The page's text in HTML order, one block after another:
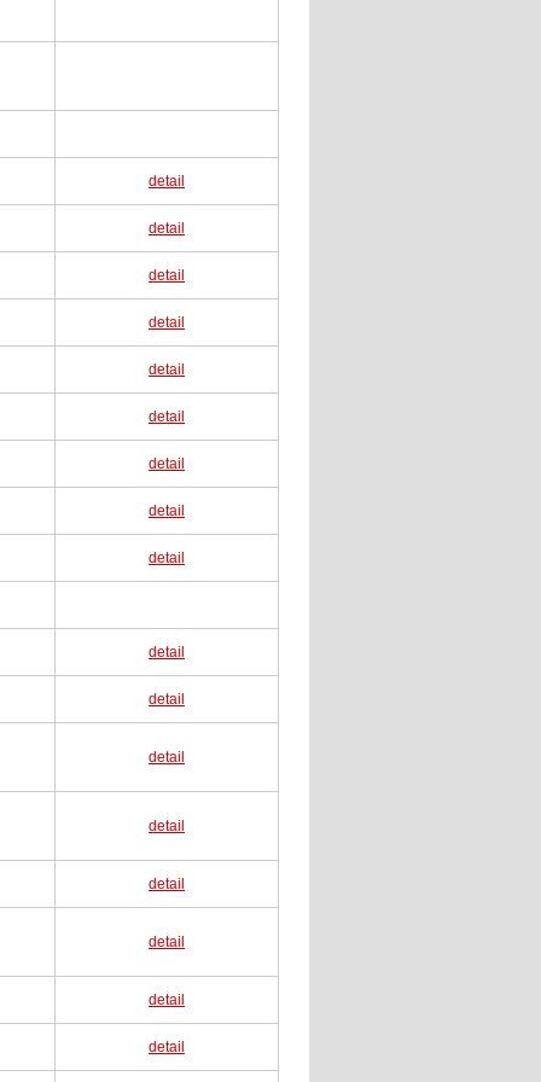
detail
detail
detail
detail
detail
detail
detail
detail
detail
detail
detail
detail
detail
detail
detail
detail
detail